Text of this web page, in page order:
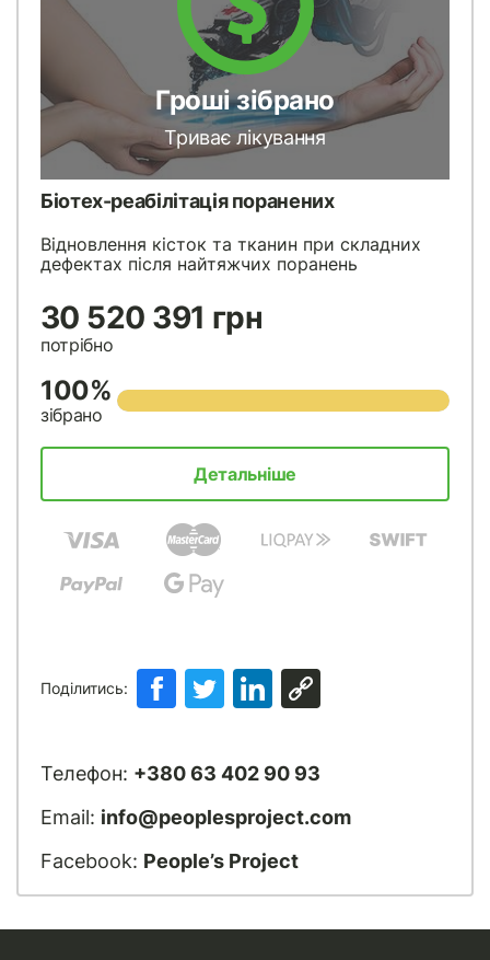
Гроші зібрано
Триває лікування
Біотех-реабілітація поранених
Відновлення кісток та тканин при складних
дефектах після найтяжчих поранень
30 520 391 грн
потрібно
100%
зібрано
Детальніше
Поділитись:
Телефон: +380 63 402 90 93
Email: info@peoplesproject.com
Facebook: People’s Project